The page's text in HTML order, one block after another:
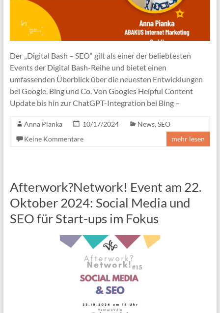
Der „Digital Bash – SEO“ gilt als einer der beliebtesten
Events der Digital Bash-Reihe und bietet einen
umfassenden Überblick über die neuesten Entwicklungen
bei Google, Bing und Co. Von Googles Helpful Content
Update bis hin zur ChatGPT-Integration bei Bing –
Anna Pianka 10/17/2024 News, SEO
Keine Kommentare
mehr lesen
Afterwork?Network! Event am 22.
Oktober 2024: Social Media und
SEO für Start-ups im Fokus